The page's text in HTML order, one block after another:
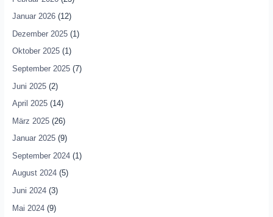
Januar 2026(12)
Dezember 2025(1)
Oktober 2025(1)
September 2025(7)
Juni 2025(2)
April 2025(14)
März 2025(26)
Januar 2025(9)
September 2024(1)
August 2024(5)
Juni 2024(3)
Mai 2024(9)